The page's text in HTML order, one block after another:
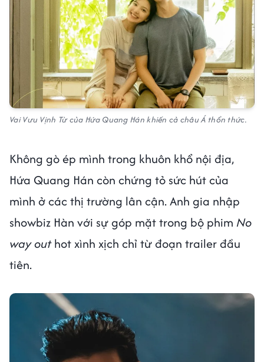
Vai Vưu Vịnh Từ của Hứa Quang Hán khiến cả châu Á thổn thức.
Không gò ép mình trong khuôn khổ nội địa,
Hứa Quang Hán còn chứng tỏ sức hút của
mình ở các thị trường lân cận. Anh gia nhập
showbiz Hàn với sự góp mặt trong bộ phim No
way outhot xình xịch chỉ từ đoạn trailer đầu
tiên.